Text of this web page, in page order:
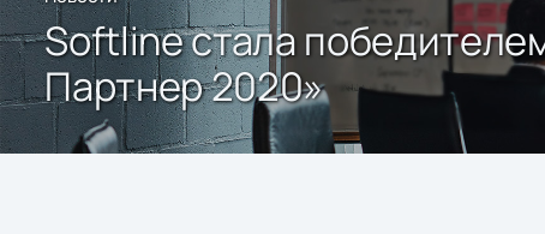
Softline стала
Партнер 2020»